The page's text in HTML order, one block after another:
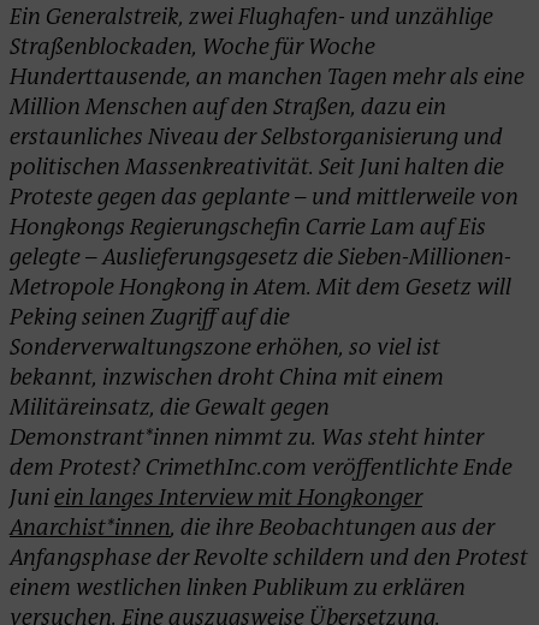
Ein Generalstreik, zwei Flughafen- und unzählige
Straßenblockaden, Woche für Woche
Hunderttausende, an manchen Tagen mehr als eine
Million Menschen auf den Straßen, dazu ein
erstaunliches Niveau der Selbstorganisierung und
politischen Massenkreativität. Seit Juni halten die
Proteste gegen das geplante – und mittlerweile von
Hongkongs Regierungschefin Carrie Lam auf Eis
gelegte – Auslieferungsgesetz die Sieben-Millionen-
Metropole Hongkong in Atem. Mit dem Gesetz will
Peking seinen Zugriff auf die
Sonderverwaltungszone erhöhen, so viel ist
bekannt, inzwischen droht China mit einem
Militäreinsatz, die Gewalt gegen
Demonstrant*innen nimmt zu. Was steht hinter
dem Protest? CrimethInc.com veröffentlichte Ende
Juniein langes Interview mit Hongkonger
Anarchist*innen, die ihre Beobachtungen aus der
Anfangsphase der Revolte schildern und den Protest
einem westlichen linken Publikum zu erklären
versuchen. Eine auszugsweise Übersetzung.